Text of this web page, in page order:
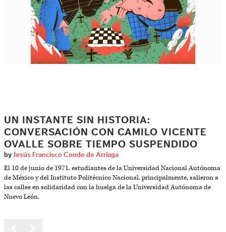
UN INSTANTE SIN HISTORIA:
CONVERSACIÓN CON CAMILO VICENTE
OVALLE SOBRE TIEMPO SUSPENDIDO
by Jesús Francisco Conde de Arriaga
El 10 de junio de 1971, estudiantes de la Universidad Nacional Autónoma
de México y del Instituto Politécnico Nacional, principalmente, salieron a
las calles en solidaridad con la huelga de la Universidad Autónoma de
Nuevo León.